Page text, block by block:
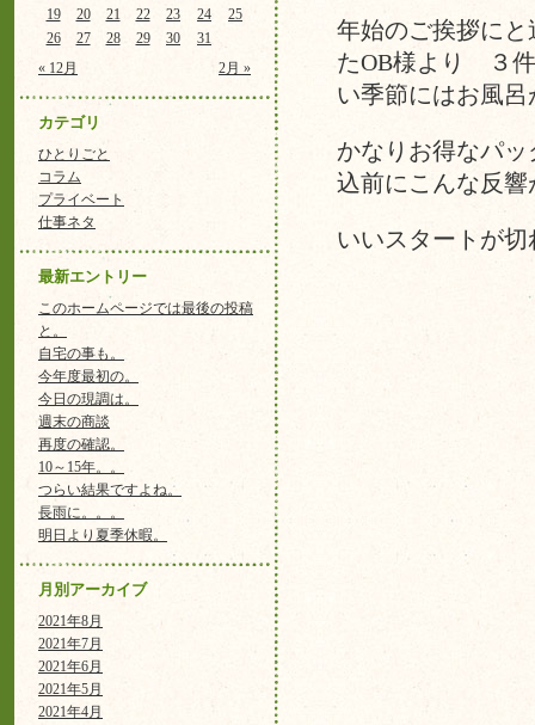
« 12月 2月 »
19
20 21 22 23 24
25
26
27 28 29 30 31
カテゴリ
ひとりごと
コラム
プライベート
仕事ネタ
最新エントリー
このホームページでは最後の投稿
と。
自宅の事も。
今年度最初の。
今日の現調は。
週末の商談
再度の確認。
10～15年。。
つらい結果ですよね。
長雨に。。。
明日より夏季休暇。
月別アーカイブ
2021年8月
2021年7月
2021年6月
2021年5月
2021年4月
年始のご挨拶に
たOB様より ３
い季節にはお風
かなりお得なパ
込前にこんな反
いいスタートが